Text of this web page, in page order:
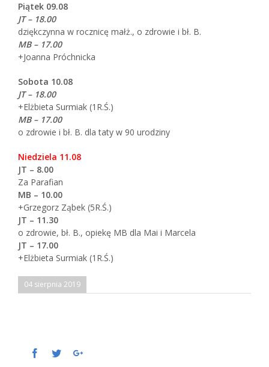
Piątek 09.08
JT – 18.00
dziękczynna w rocznicę małż., o zdrowie i bł. B.
MB – 17.00
+Joanna Próchnicka
Sobota 10.08
JT – 18.00
+Elżbieta Surmiak (1R.Ś.)
MB – 17.00
o zdrowie i bł. B. dla taty w 90 urodziny
Niedziela 11.08
JT – 8.00
Za Parafian
MB – 10.00
+Grzegorz Ząbek (5R.Ś.)
JT – 11.30
o zdrowie, bł. B., opiekę MB dla Mai i Marcela
JT – 17.00
+Elżbieta Surmiak (1R.Ś.)
04 sierpnia 2019
Facebook
TwitterGoogle+